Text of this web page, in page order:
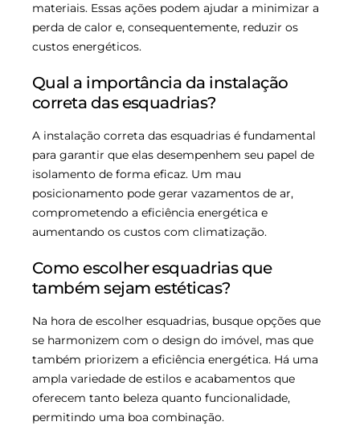
materiais. Essas ações podem ajudar a minimizar a
perda de calor e, consequentemente, reduzir os
custos energéticos.
Qual a importância da instalação
correta das esquadrias?
A instalação correta das esquadrias é fundamental
para garantir que elas desempenhem seu papel de
isolamento de forma eficaz. Um mau
posicionamento pode gerar vazamentos de ar,
comprometendo a eficiência energética e
aumentando os custos com climatização.
Como escolher esquadrias que
também sejam estéticas?
Na hora de escolher esquadrias, busque opções que
se harmonizem com o design do imóvel, mas que
também priorizem a eficiência energética. Há uma
ampla variedade de estilos e acabamentos que
oferecem tanto beleza quanto funcionalidade,
permitindo uma boa combinação.